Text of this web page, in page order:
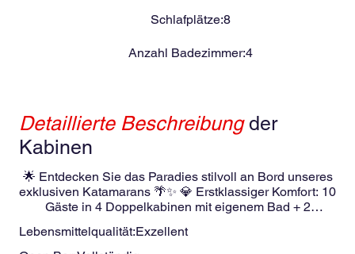
Schlafplätze:8
Anzahl Badezimmer:4
Detaillierte Beschreibungder
Kabinen
🌟 Entdecken Sie das Paradies stilvoll an Bord unseres
exklusiven Katamarans 🌴✨ 💎 Erstklassiger Komfort: 10
Gäste in 4 Doppelkabinen mit eigenem Bad + 2
Klimaanlage im Salon und in den Schlafzimmern +
Lebensmittelqualität:Exzellent